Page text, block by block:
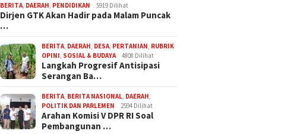
BERITA DAERAH PENDIDIKAN 5919 Dilihat
Dirjen GTK Akan Hadir pada Malam Puncak
…
BERITA DAERAH DESA PERTANIAN RUBRIK
OPINI SOSIAL & BUDAYA 4808 Dilihat
Langkah Progresif Antisipasi
Serangan Ba…
BERITA BERITA NASIONAL DAERAH
POLITIK DAN PARLEMEN
2594 Dilihat
Arahan Komisi V DPR RI Soal
Pembangunan …